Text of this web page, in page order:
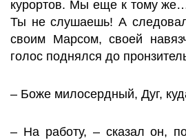
курортов. Мы еще к тому
Ты не слушаешь! А
своим Марсом, своей
голос поднялся до
– Боже милосердный, Дуг,
– На работу, – сказал он,